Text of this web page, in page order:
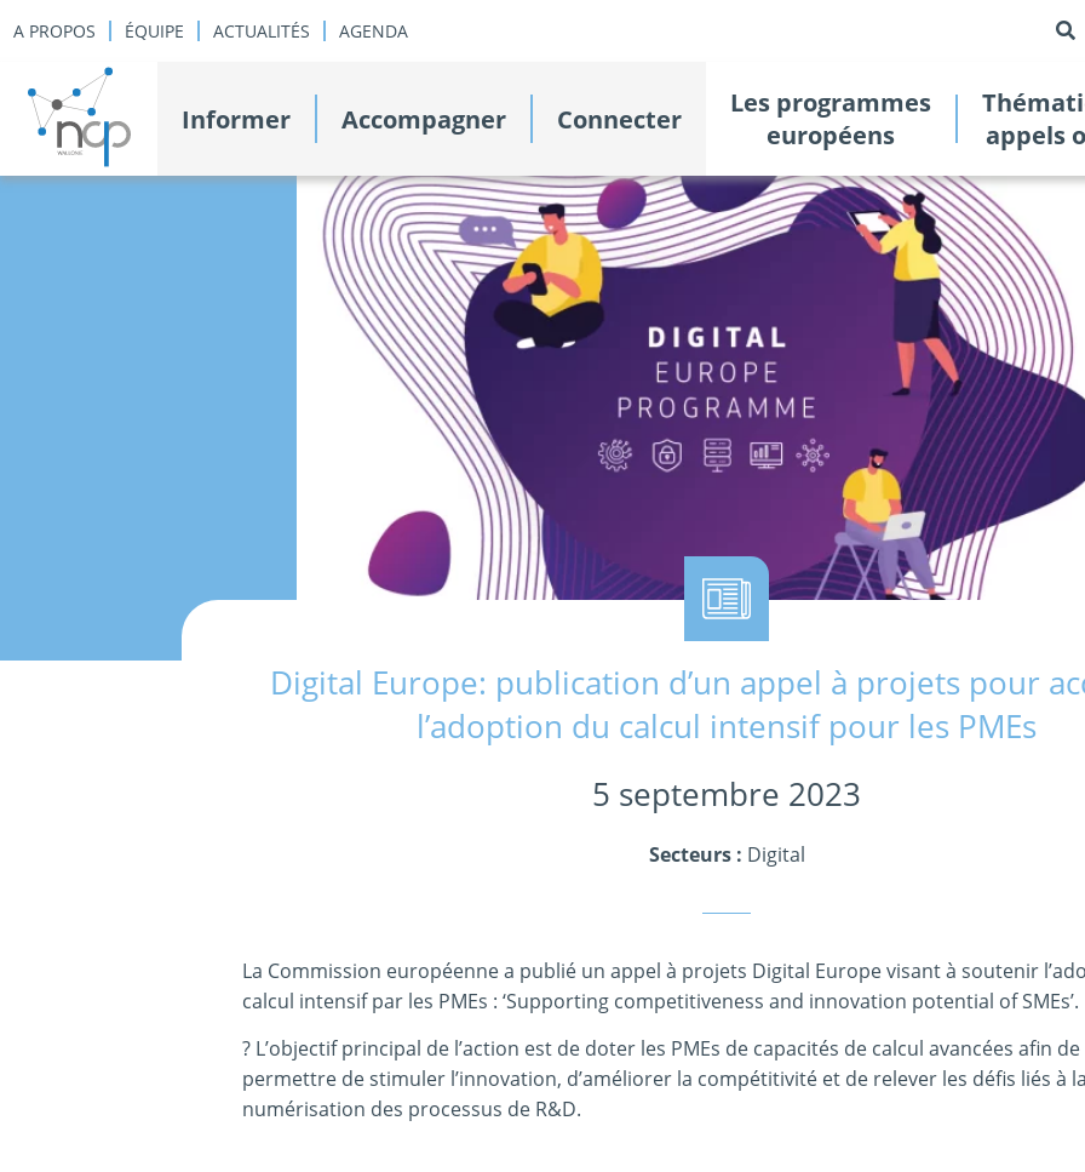
A PROPOS ÉQUIPE ACTUALITÉS AGENDA
Informer Accompagner Connecter
Les programmes
européens
appels
Digital Europe: publication d’un appel à projets pour
l’adoption du calcul intensif pour les PMEs
5 septembre 2023
Secteurs : Digital
La Commission européenne a publié un appel à projets Digital Europe visant à soutenir
calcul intensif par les PMEs : ‘Supporting competitiveness and innovation potential of SMEs’.
? L’objectif principal de l’action est de doter les PMEs de capacités de calcul avancées afin
permettre de stimuler l’innovation, d’améliorer la compétitivité et de relever les défis liés à
numérisation des processus de R&D.